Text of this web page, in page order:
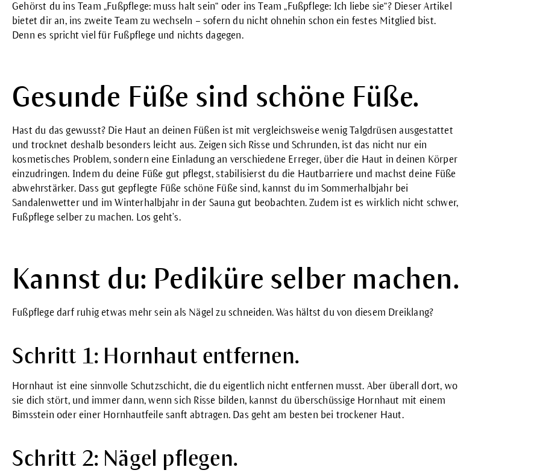
Gehörst du ins Team „Fußpflege: muss halt sein“ oder ins Team „Fußpflege: Ich liebe sie“? Dieser Artikel
bietet dir an, ins zweite Team zu wechseln – sofern du nicht ohnehin schon ein festes Mitglied bist.
Denn es spricht viel für Fußpflege und nichts dagegen.
Gesunde Füße sind schöne Füße.
Hast du das gewusst? Die Haut an deinen Füßen ist mit vergleichsweise wenig Talgdrüsen ausgestattet
und trocknet deshalb besonders leicht aus. Zeigen sich Risse und Schrunden, ist das nicht nur ein
kosmetisches Problem, sondern eine Einladung an verschiedene Erreger, über die Haut in deinen Körper
einzudringen. Indem du deine Füße gut pflegst, stabilisierst du die Hautbarriere und machst deine Füße
abwehrstärker. Dass gut gepflegte Füße schöne Füße sind, kannst du im Sommerhalbjahr bei
Sandalenwetter und im Winterhalbjahr in der Sauna gut beobachten. Zudem ist es wirklich nicht schwer,
Fußpflege selber zu machen. Los geht’s.
Kannst du: Pediküre selber machen.
Fußpflege darf ruhig etwas mehr sein als Nägel zu schneiden. Was hältst du von diesem Dreiklang?
Schritt 1: Hornhaut entfernen.
Hornhaut ist eine sinnvolle Schutzschicht, die du eigentlich nicht entfernen musst. Aber überall dort, wo
sie dich stört, und immer dann, wenn sich Risse bilden, kannst du überschüssige Hornhaut mit einem
Bimsstein oder einer Hornhautfeile sanft abtragen. Das geht am besten bei trockener Haut.
Schritt 2: Nägel pflegen.